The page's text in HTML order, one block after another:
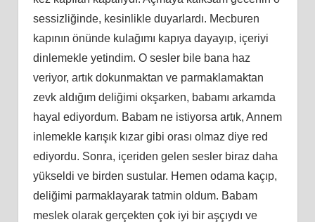
sessizliğinde, kesinlikle duyarlardı. Mecburen
kapının önünde kulağımı kapıya dayayıp, içeriyi
dinlemekle yetindim. O sesler bile bana haz
veriyor, artık dokunmaktan ve parmaklamaktan
zevk aldığım deliğimi okşarken, babamı arkamda
hayal ediyordum. Babam ne istiyorsa artık, Annem
inlemekle karışık kızar gibi orası olmaz diye red
ediyordu. Sonra, içeriden gelen sesler biraz daha
yükseldi ve birden sustular. Hemen odama kaçıp,
deliğimi parmaklayarak tatmin oldum. Babam
meslek olarak gerçekten çok iyi bir aşçıydı ve